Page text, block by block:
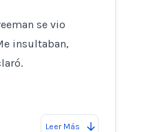
se vio
insultaban,
Leer Más